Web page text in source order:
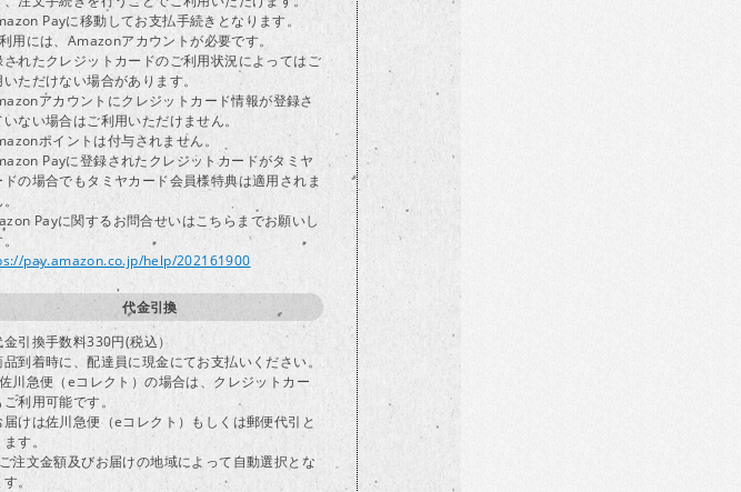
Payに移動してお支払手続きとなります。
用には、Amazonアカウントが必要です。
されたクレジットカードのご利用状況によってはご
ただけない場合があります。
アカウントにクレジットカード情報が登録さ
ない場合はご利用いただけません。
ポイントは付与されません。
Payに登録されたクレジットカードがタミヤ
ドの場合でもタミヤカード会員様特典は適用されま
Payに関するお問合せいはこちらまでお願いし
pay.amazon.co.jp/help/202161900
代金引換
金引換手数料330円(税込）
品到着時に、配達員に現金にてお支払いください。
川急便（eコレクト）の場合は、クレジットカー
ご利用可能です。
届けは佐川急便（eコレクト）もしくは郵便代引と
す。
注文金額及びお届けの地域によって自動選択とな
。